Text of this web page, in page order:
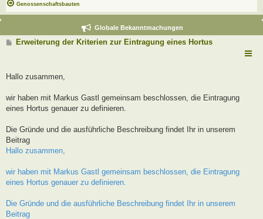
Genossenschaftsbauten
Globale Bekanntmachungen
B
r
Erweiterung der Kriterien zur Eintragung eines Hortus
Hallo zusammen,
wir haben mit Markus Gastl gemeinsam beschlossen, die Eintragung
eines Hortus genauer zu definieren.
Die Gründe und die ausführliche Beschreibung findet Ihr in unserem
Beitrag
Hallo zusammen,
wir haben mit Markus Gastl gemeinsam beschlossen, die Eintragung
eines Hortus genauer zu definieren.
Die Gründe und die ausführliche Beschreibung findet Ihr in unserem
Beitrag